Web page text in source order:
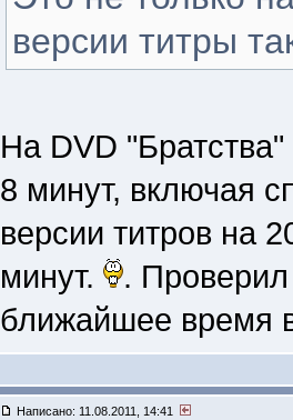
версии титры
На DVD
8 минут, включая
версии титров на
минут.
.
ближайшее время
Написано: 11.08.2011, 14:41